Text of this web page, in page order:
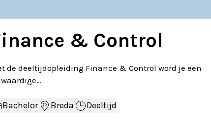
& Control
de deeltijdopleiding Finance & Control word je een
Bachelor Breda Deeltijd